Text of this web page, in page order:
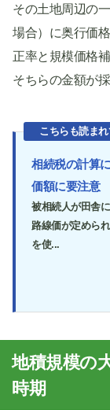
その土地周辺の
場合）に奥行価
正率と規模価格
そちらの金額が
こちらも読ま
相続税の計算
価額に要注意
被相続人が田舎
路線価が定めら
を使...
地積規模の
時期